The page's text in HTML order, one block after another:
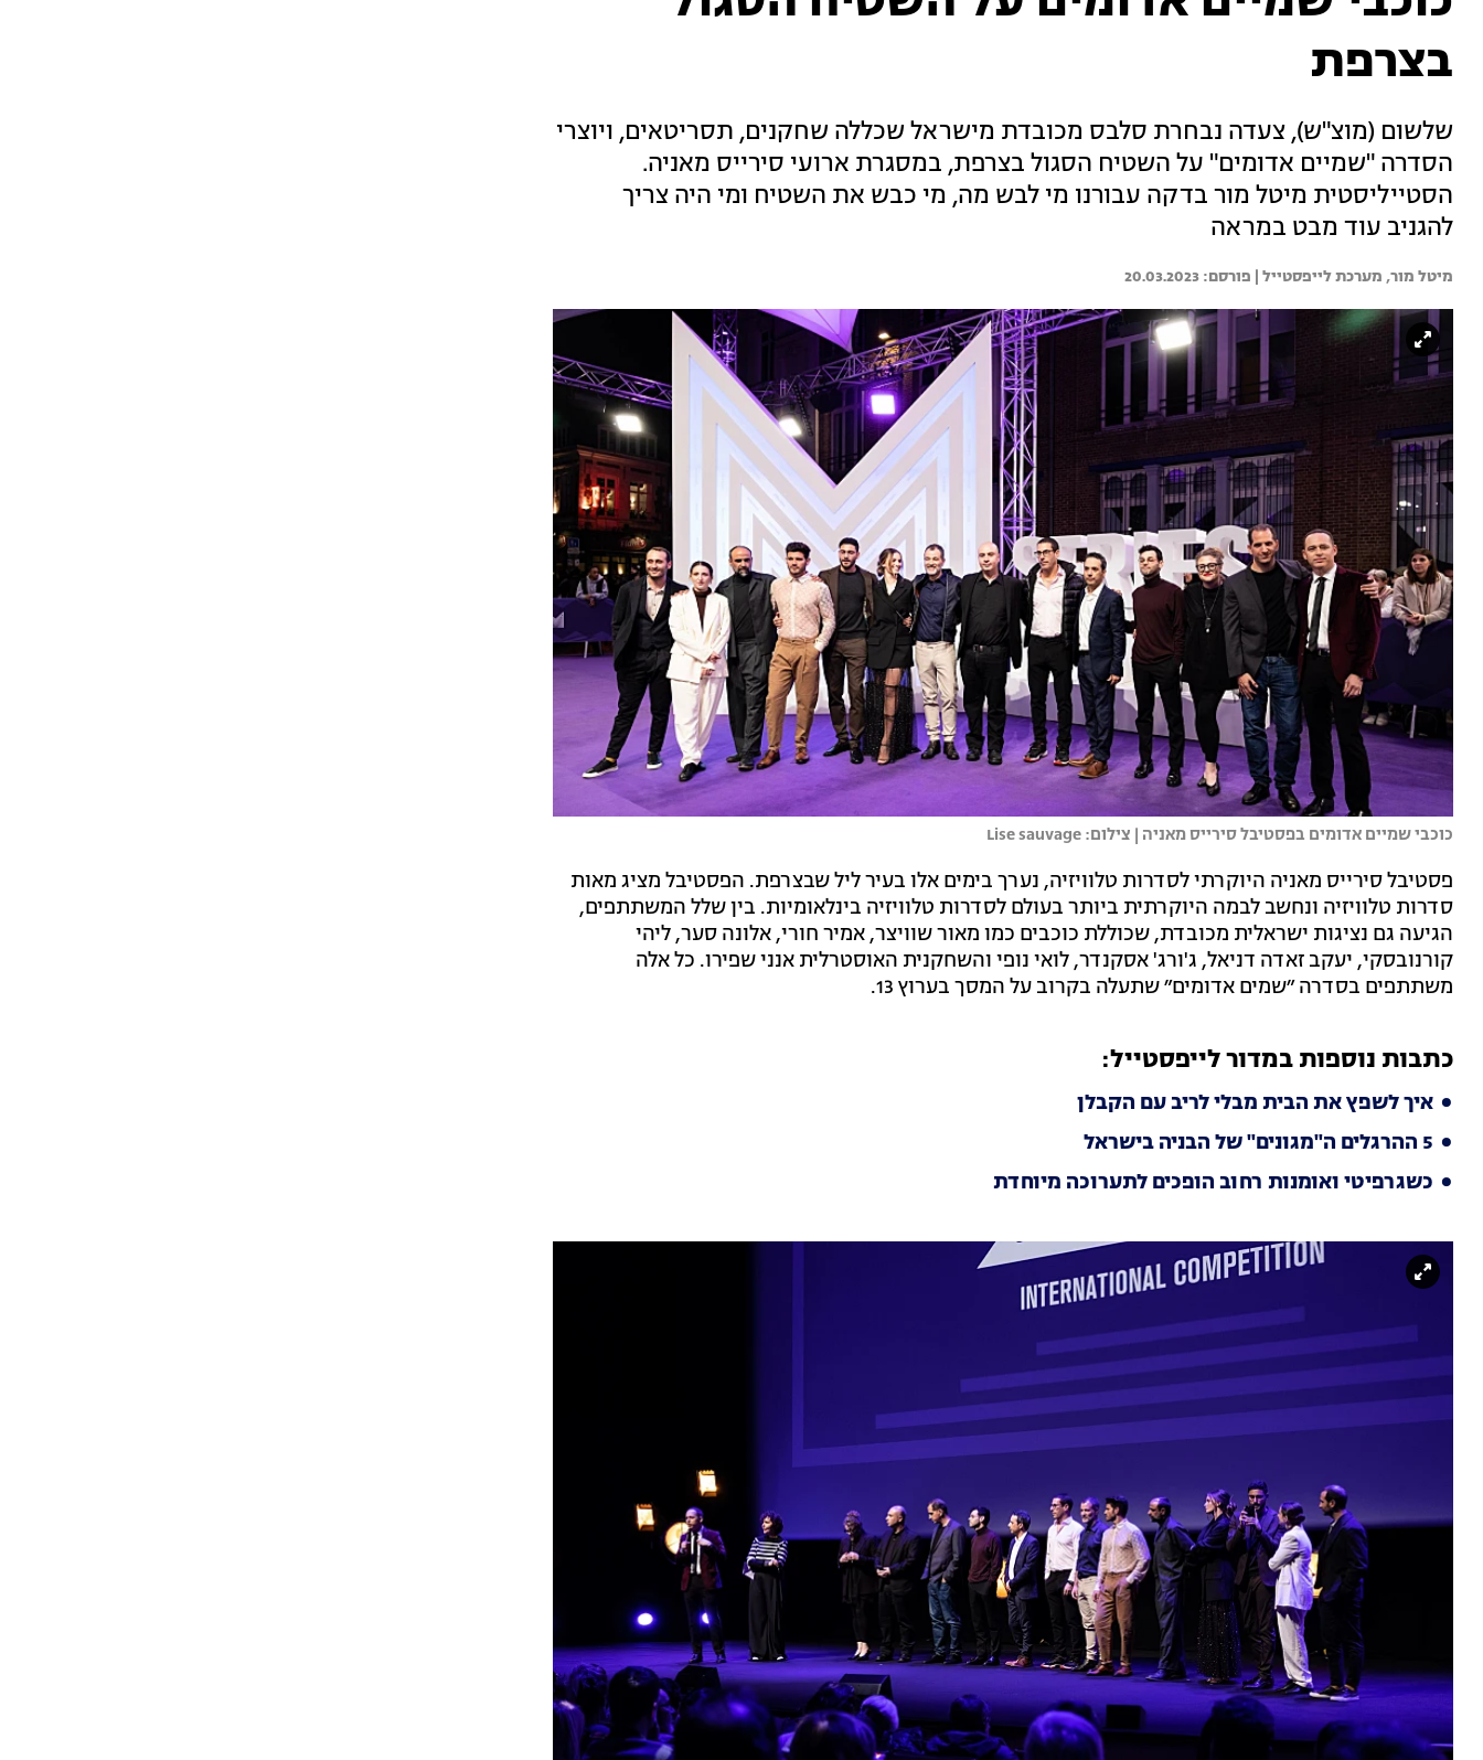
בצרפת
שלשום (מוצ"ש), צעדה נבחרת סלבס מכובדת מישראל שכללה שחקנים, תסריטאים, ויוצרי
הסדרה "שמיים אדומים" על השטיח הסגול בצרפת, במסגרת ארועי סירייס מאניה.
הסטייליסטית מיטל מור בדקה עבורנו מי לבש מה, מי כבש את השטיח ומי היה צריך
להגניב עוד מבט במראה
מיטל מור, מערכת לייפסטייל | 20.03.2023
כוכבי שמיים אדומים בפסטיבל סירייס מאניה | צילום: Lise sauvage
פסטיבל סירייס מאניה היוקרתי לסדרות טלוויזיה, נערך בימים אלו בעיר ליל שבצרפת. הפסטיבל מציג מאות
סדרות טלוויזיה ונחשב לבמה היוקרתית ביותר בעולם לסדרות טלוויזיה בינלאומיות. בין שלל המשתתפים,
הגיעה גם נציגות ישראלית מכובדת, שכוללת כוכבים כמו מאור שוויצר, אמיר חורי, אלונה סער, ליהי
קורנובסקי, יעקב זאדה דניאל, ג'ורג' אסקנדר, לואי נופי והשחקנית האוסטרלית אנני שפירו. כל אלה
משתתפים בסדרה ״שמים אדומים״ שתעלה בקרוב על המסך בערוץ 13.
כתבות נוספות במדור לייפסטייל:
איך לשפץ את הבית מבלי לריב עם הקבלן
5 ההרגלים ה"מגונים" של הבניה בישראל
כשגרפיטי ואומנות רחוב הופכים לתערוכה מיוחדת